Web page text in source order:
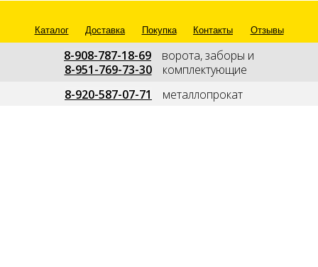
8-908-787-18-69
ворота, заборы и
8-951-769-73-30--- комплектующие
8-920-587-07-71 металлопрокат
Каталог Доставка Покупка Отзывы
Контакты